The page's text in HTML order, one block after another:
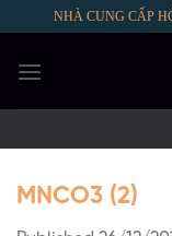
content
NHÀ CUNG CẤP
MNCO3 (2)